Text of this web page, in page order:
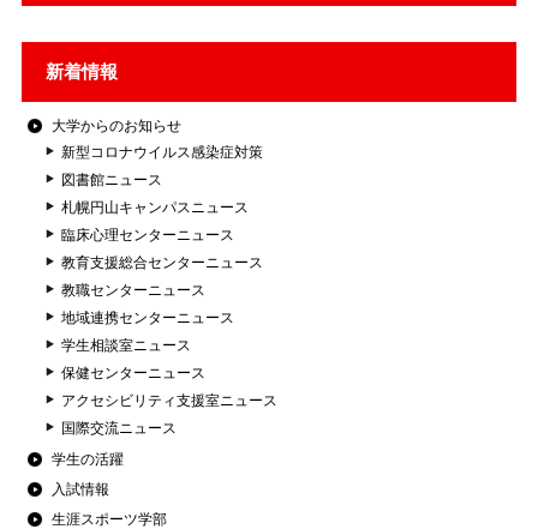
新着情報
大学からのお知らせ
新型コロナウイルス感染症対策
図書館ニュース
札幌円山キャンパスニュース
臨床心理センターニュース
教育支援総合センターニュース
教職センターニュース
地域連携センターニュース
学生相談室ニュース
保健センターニュース
アクセシビリティ支援室ニュース
国際交流ニュース
学生の活躍
入試情報
生涯スポーツ学部